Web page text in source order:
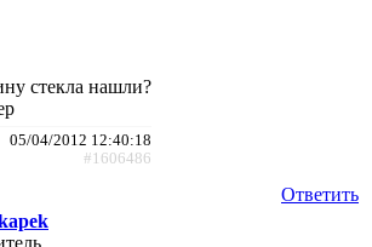
стекла нашли?
05/04/2012 12:40:18
#1606486
Ответить